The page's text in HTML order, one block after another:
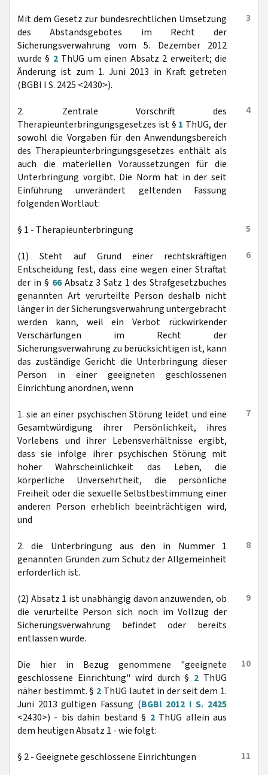
3
Mit dem Gesetz zur bundesrechtlichen Umsetzung
des Abstandsgebotes im Recht der
Sicherungsverwahrung vom 5. Dezember 2012
wurde § 2ThUG um einen Absatz 2 erweitert; die
Änderung ist zum 1. Juni 2013 in Kraft getreten
(BGBl I S. 2425 <2430>).
4
2. Zentrale Vorschrift des
Therapieunterbringungsgesetzes ist § 1 ThUG, der
sowohl die Vorgaben für den Anwendungsbereich
des Therapieunterbringungsgesetzes enthält als
auch die materiellen Voraussetzungen für die
Unterbringung vorgibt. Die Norm hat in der seit
Einführung unverändert geltenden Fassung
folgenden Wortlaut:
5
§ 1 - Therapieunterbringung
6
(1) Steht auf Grund einer rechtskräftigen
Entscheidung fest, dass eine wegen einer Straftat
der in § 66Absatz 3 Satz 1 des Strafgesetzbuches
genannten Art verurteilte Person deshalb nicht
länger in der Sicherungsverwahrung untergebracht
werden kann, weil ein Verbot rückwirkender
Verschärfungen im Recht der
Sicherungsverwahrung zu berücksichtigen ist, kann
das zuständige Gericht die Unterbringung dieser
Person in einer geeigneten geschlossenen
Einrichtung anordnen, wenn
7
1. sie an einer psychischen Störung leidet und eine
Gesamtwürdigung ihrer Persönlichkeit, ihres
Vorlebens und ihrer Lebensverhältnisse ergibt,
dass sie infolge ihrer psychischen Störung mit
hoher Wahrscheinlichkeit das Leben, die
körperliche Unversehrtheit, die persönliche
Freiheit oder die sexuelle Selbstbestimmung einer
anderen Person erheblich beeinträchtigen wird,
und
8
2. die Unterbringung aus den in Nummer 1
genannten Gründen zum Schutz der Allgemeinheit
erforderlich ist.
9
(2) Absatz 1 ist unabhängig davon anzuwenden, ob
die verurteilte Person sich noch im Vollzug der
Sicherungsverwahrung befindet oder bereits
entlassen wurde.
10
Die hier in Bezug genommene "geeignete
geschlossene Einrichtung" wird durch § 2 ThUG
näher bestimmt. § 2 ThUG lautet in der seit dem 1.
Juni 2013 gültigen Fassung (BGBl 2012 I S. 2425
<2430>) - bis dahin bestand § 2ThUG allein aus
dem heutigen Absatz 1 - wie folgt:
11
§ 2 - Geeignete geschlossene Einrichtungen